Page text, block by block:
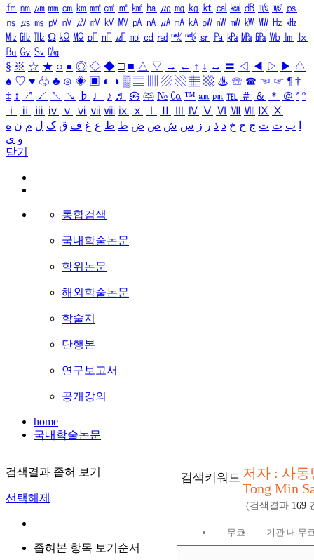
㎙ ㎚ ㎛ ㎜ ㎝ ㎞ ㎟ ㎠ ㎡ ㎢ ㏊ ㎍ ㎎ ㎏ ㏏ ㎈ ㎉ ㏈ ㎧ ㎨ ㎰
㎱ ㎲ ㎳ ㎴ ㎵ ㎶ ㎷ ㎸ ㎹ ㎀ ㎁ ㎂ ㎃ ㎄ ㎺ ㎻ ㎽ ㎾ ㎿ ㎐ ㎑
㎒ ㎓ ㎔ Ω ㏀ ㏁ ㎊ ㎋ ㎌ ㏖ ㏅ ㎭ ㎮ ㎯ ㏛ ㎩ ㎪ ㎫ ㎬ ㏝ ㏐
㏓
㏃ ㏉ ㏜ ㏆
§ ※ ☆ ★ ○ ● ◎ ◇ ◆ □ ■ △ ▽ → ← ↑ ↓ ↔ 〓 ◁ ◀ ▷ ▶ ♤
♠ ♡ ♥ ♧ ♣ ⊙ ◈ ▣ ◐ ◑ ▒ ▤ ▨ ▧ ▦ ▩ ♨ ☏ ☎ ☜ ☞ ¶ †
‡ ↕ ↗ ↙ ↖ ↘ ♭ ♩ ♪ ♬ ㉿ ㈜ № ㏇ ™ ㏂ ㏘ ℡ ＃ ＆ ＊ ＠ ª º
ⅰ
ⅱ ⅲ ⅳ ⅴ ⅵ ⅶ ⅷ ⅸ ⅹ Ⅳ Ⅴ Ⅵ Ⅶ Ⅷ Ⅸ Ⅹ
ب ت ث ج ح خ د ذ ر ز س ش ص ض ط ظ ع غ ف ق ک ل م ن ه
و ی
닫기
통합검색
국내학술논문
학위논문
해외학술논문
학술지
단행본
연구보고서
공개강의
home
국내학술논문
검색결과 좁혀 보기
선택해제
좁혀본 항목 보기순서
검색키워드 저자 : 사동
Tong Min
(검색결과 169
무료 기관 내 무